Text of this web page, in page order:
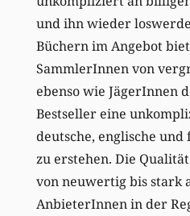
und ihn wieder
Büchern im Angebot
SammlerInnen von
ebenso wie JägerInnen
Bestseller eine
deutsche, englische
zu erstehen. Die
von neuwertig bis stark
AnbieterInnen in der